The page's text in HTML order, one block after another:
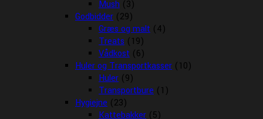
Mush (3)
Godbidder (29)
Græs og malt (4)
Treats (19)
Vådkost (6)
Huler og Transportkasser (10)
Huler (9)
Transportbure (1)
Hygiejne (23)
Kattebakker (5)